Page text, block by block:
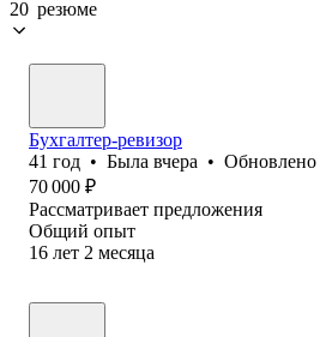
20 резюме
Бухгалтер-ревизор
41 год • Была вчера • Обновлено
70 000 ₽
Рассматривает предложения
Общий опыт
16 лет 2 месяца